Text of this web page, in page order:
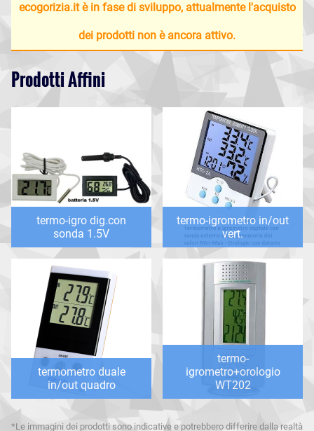
ecogorizia.it è in fase di sviluppo, attualmente l'acquisto
dei prodotti non è ancora attivo.
Prodotti Affini
termo-igro dig.con
sonda 1.5V
termo-igrometro in/out
vert.
termometro duale
in/out quadro
termo-
igrometro+orologio
WT202
*Le immagini dei prodotti sono indicative e potrebbero differire dalla realtà